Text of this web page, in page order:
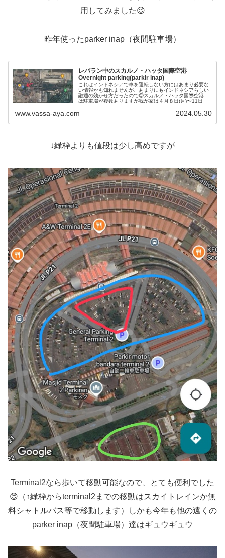
用してみました😉
昨年使ったparker inap（夜間駐車場）
レバラン中のスカルノ・ハッタ国際空港
Overnight parking(parkir inap)
これはインドネシアで車を運転しない方にはあまり必要な
い情報かも知れませんが、あまりにもインドネシアらしい
融通の効かせ方だったので😉スカルノ・ハッタ国際空港に
は駐車場が複数ありますが我が家は４月８日(月)〜11日
www.vassa-aya.com 2024.05.30
↓緑枠よりも値段は少し高めですが
Terminal2なら歩いて移動可能なので、とても便利でした
😊（↑緑枠からterminal2までの移動はスカイトレインか無
料シャトルバス等で移動します）しかも今年も他の遠くの
parker inap（夜間駐車場）達はギュウギュウ